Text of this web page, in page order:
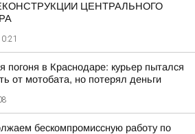
ЦЕНТРАЛЬНОГО
погоня в Краснодаре: курьер пытался
от мотобата, но потерял деньги
бескомпромиссную работу по